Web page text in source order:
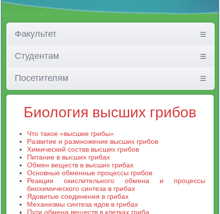
Факультет
Студентам
Посетителям
Биология высших грибов
Что такое «высшие грибы»
Развитие и размножение высших грибов
Химический состав высших грибов
Питание в высших грибах
Обмен веществ в высших грибах
Основные обменные процессы грибов
Реакции окислительного обмена и процессы
биохимического синтеза в грибах
Ядовитые соединения в грибах
Механизмы синтеза ядов в грибах
Пути обмена веществ в клетках гриба